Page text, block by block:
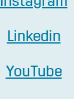
Linkedin
YouTube